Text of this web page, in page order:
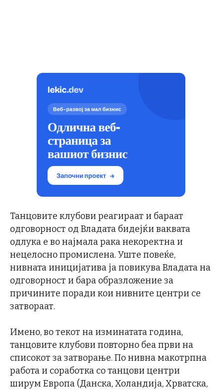
Танцовите клубови реагираат и бараат
одговорност од Владата бидејќи ваквата
одлука е во најмала рака некоректна и
нецелосно промислена. Уште повеќе,
нивната иницијатива ја повикува Владата на
одговорност и бара образложение за
причините поради кои нивните центри се
затвораат.
Имено, во текот на изминатата година,
танцовите клубови повторно беа први на
списокот за затворање. По нивна макотрпна
работа и соработка со танцови центри
ширум Европа (Данска, Холандија, Хрватска,